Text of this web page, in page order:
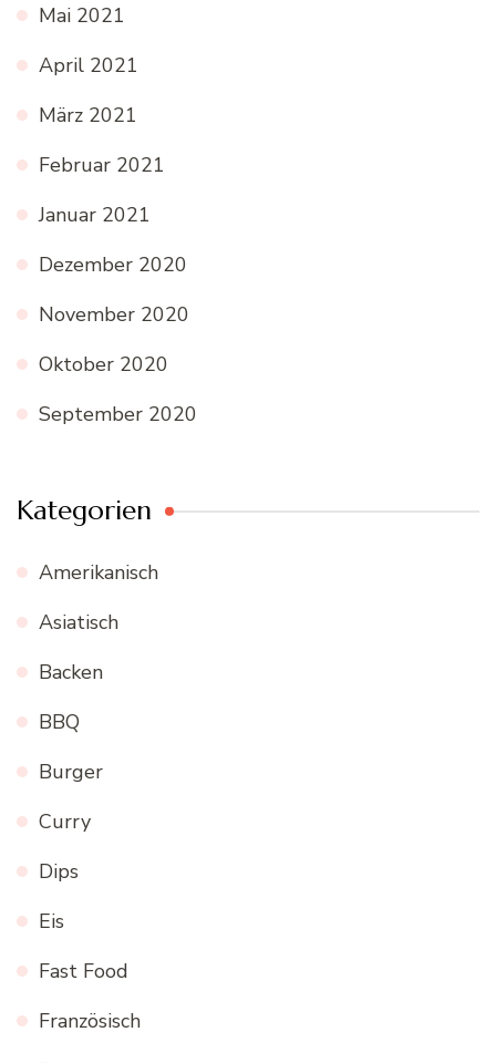
Mai 2021
April 2021
März 2021
Februar 2021
Januar 2021
Dezember 2020
November 2020
Oktober 2020
September 2020
Kategorien
Amerikanisch
Asiatisch
Backen
BBQ
Burger
Curry
Dips
Eis
Fast Food
Französisch